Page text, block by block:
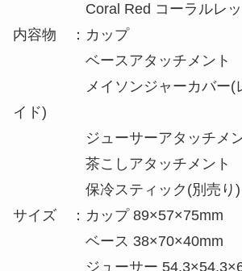
Coral Red コーラルレッ
内容物 ：カップ
ベースアタッチメント
メイソンジャーカバー(レ
イド)
ジューサーアタッチメン
茶こしアタッチメント
保冷スティック(別売り)
サイズ ：カップ 89×57×75mm
ベース 38×70×40mm
ジューサー